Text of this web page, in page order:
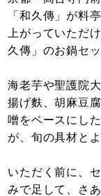
「和久傳」が料
上がっていただ
久傳」のお鍋セ
海老芋や聖護院
揚げ麩、胡麻豆
噌をベースにし
が、旬の具材と
いただく前に、
みで足して、さ